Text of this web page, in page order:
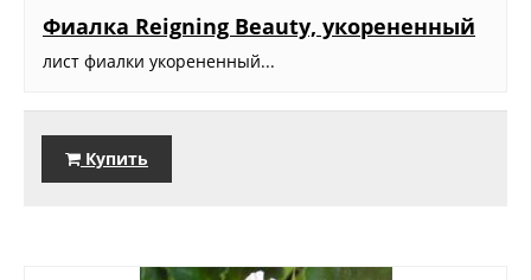
Фиалка Reigning Beauty, укорененный
лист фиалки укорененный...
Купить